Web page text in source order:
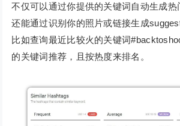
不仅可以通过你提供的关键词自动生成热
还能通过识别你的照片或链接生成
比如查询最近比较火的关键词
的关键词推荐，且按热度来排名。